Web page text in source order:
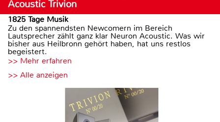
Acoustic Trivion
1825 Tage Musik
Zu den spannendsten Newcomern im Bereich
Lautsprecher zählt ganz klar Neuron Acoustic. Was wir
bisher aus Heilbronn gehört haben, hat uns restlos
begeistert.
>> Mehr erfahren
>> Alle anzeigen